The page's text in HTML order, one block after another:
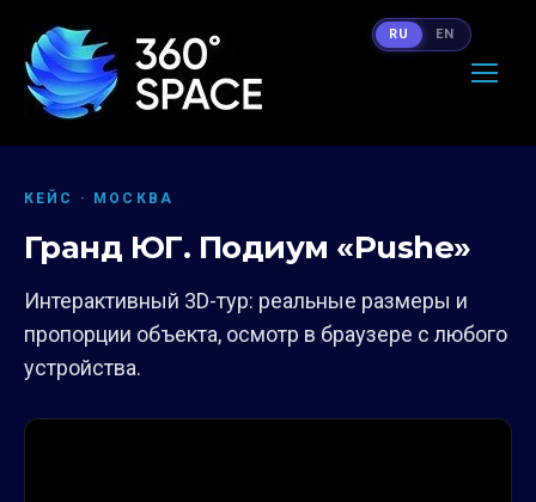
КЕЙС · МОСКВА
Гранд ЮГ. Подиум «Pushe»
Интерактивный 3D-тур: реальные размеры и
пропорции объекта, осмотр в браузере с любого
устройства.
RU EN